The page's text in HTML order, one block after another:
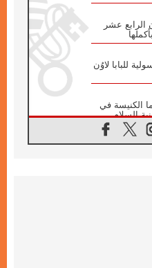
الرابع عشر
للبابا لاوُن
هيروشيما الكنيسة في
ستعزز